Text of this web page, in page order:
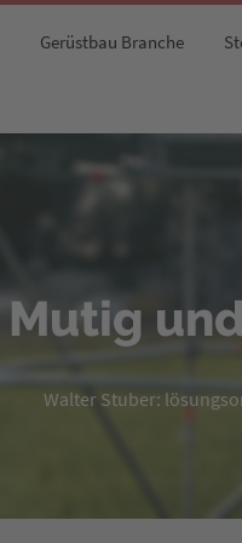
Gerüstbau Branche
Mutig
Walter Stuber: